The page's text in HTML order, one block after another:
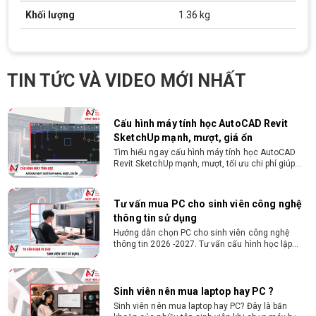
Khối lượng 1.36 kg
TIN TỨC VÀ VIDEO MỚI NHẤT
họa từ 2D, dựng video đến 3D
Hướng dẫn chọn PC cho sinh viên thiết kế đồ họa
từ 2D, dựng video đến 3D. Cấu hình tối ưu, dùng
Cấu hình máy tính học AutoCAD Revit
SketchUp mạnh, mượt, giá ổn
Tìm hiểu ngay cấu hình máy tính học AutoCAD
Revit SketchUp mạnh, mượt, tối ưu chi phí giúp
Tư vấn mua PC cho sinh viên công nghệ
thông tin sử dụng
Hướng dẫn chọn PC cho sinh viên công nghệ
thông tin 2026 -2027. Tư vấn cấu hình học lập
Sinh viên nên mua laptop hay PC ?
Sinh viên nên mua laptop hay PC? Đây là băn